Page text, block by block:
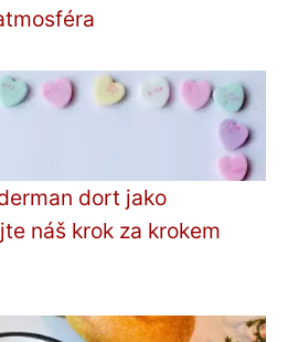
dort jako
náš krok za krokem